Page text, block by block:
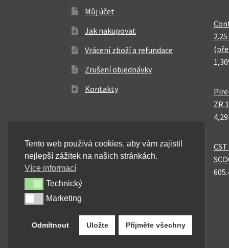
Můj účet
Jak nakupovat
Vrácení zboží a refundace
Zrušení objednávky
Kontakty
ZR
Tento web používá cookies, aby vám zajistil
nejlepší zážitek na našich stránkách.
Více informací
TechnickýTechnický
MarketingMarketing
Odmítnout Uložte Přijměte všechny